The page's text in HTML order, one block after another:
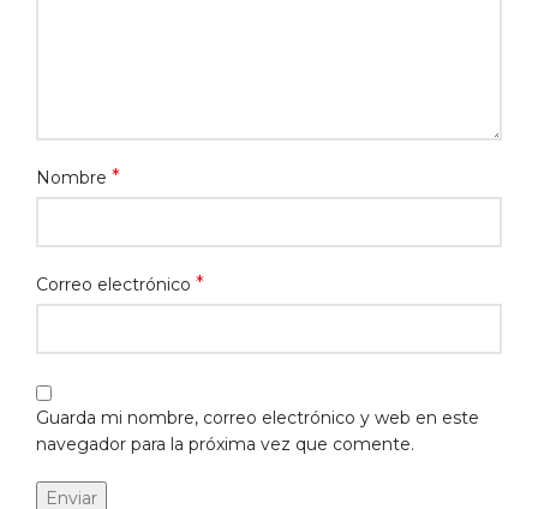
Nombre *
Correo electrónico *
Guarda mi nombre, correo electrónico y web en este
navegador para la próxima vez que comente.